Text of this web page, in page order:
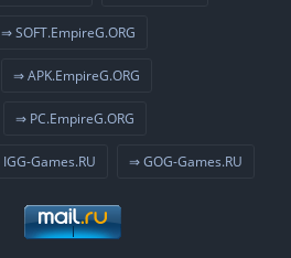
⇒ SOFT.EmpireG.ORG
⇒ APK.EmpireG.ORG
⇒ PC.EmpireG.ORG
Games.RU ⇒ GOG-Games.RU